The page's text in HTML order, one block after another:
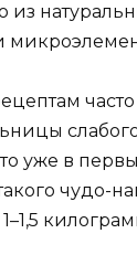
из
уже в
чудо-